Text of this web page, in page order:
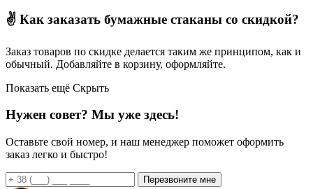
✌ Как заказать бумажные стаканы со скидкой?
Заказ товаров по скидке делается таким же принципом, как и
обычный. Добавляйте в корзину, оформляйте.
Показать ещё Скрыть
Нужен совет? Мы уже здесь!
Оставьте свой номер, и наш менеджер поможет оформить
заказ легко и быстро!